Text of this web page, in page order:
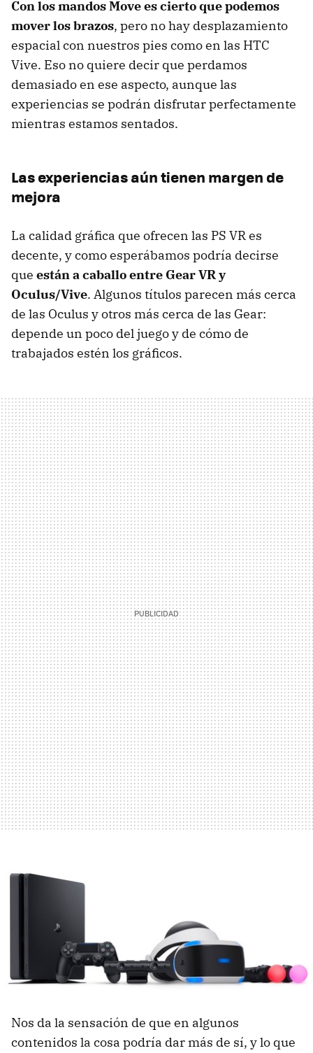
Con los mandos Move es cierto que podemos
mover los brazos, pero no hay desplazamiento
espacial con nuestros pies como en las HTC
Vive. Eso no quiere decir que perdamos
demasiado en ese aspecto, aunque las
experiencias se podrán disfrutar perfectamente
mientras estamos sentados.
Las experiencias aún tienen margen de
mejora
La calidad gráfica que ofrecen las PS VR es
decente, y como esperábamos podría decirse
que están a caballo entre Gear VR y
Oculus/Vive. Algunos títulos parecen más cerca
de las Oculus y otros más cerca de las Gear:
depende un poco del juego y de cómo de
trabajados estén los gráficos.
Nos da la sensación de que en algunos
contenidos la cosa podría dar más de sí, y lo que